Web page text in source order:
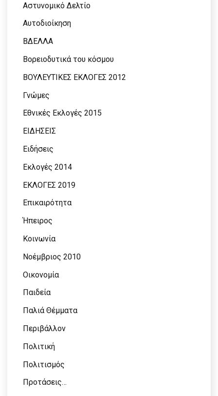
Αστυνομικό Δελτίο
Αυτοδιοίκηση
ΒΔΕΛΛΑ
Βορειοδυτικά του κόσμου
ΒΟΥΛΕΥΤΙΚΕΣ ΕΚΛΟΓΕΣ 2012
Γνώμες
Εθνικές Εκλογές 2015
ΕΙΔΗΣΕΙΣ
Ειδήσεις
Εκλογές 2014
ΕΚΛΟΓΕΣ 2019
Επικαιρότητα
Ήπειρος
Κοινωνία
Νοέμβριος 2010
Οικονομία
Παιδεία
Παλιά Θέμματα
Περιβάλλον
Πολιτική
Πολιτισμός
Προτάσεις…